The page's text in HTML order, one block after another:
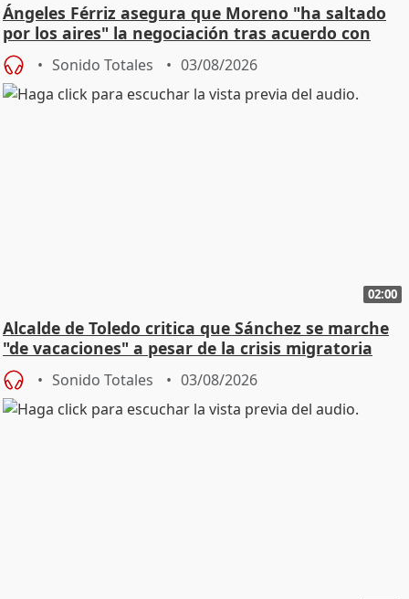
Ángeles Férriz asegura que Moreno "ha saltado
por los aires" la negociación tras acuerdo con
SMA
Sonido Totales 03/08/2026
02:00
Alcalde de Toledo critica que Sánchez se marche
"de vacaciones" a pesar de la crisis migratoria
Sonido Totales 03/08/2026